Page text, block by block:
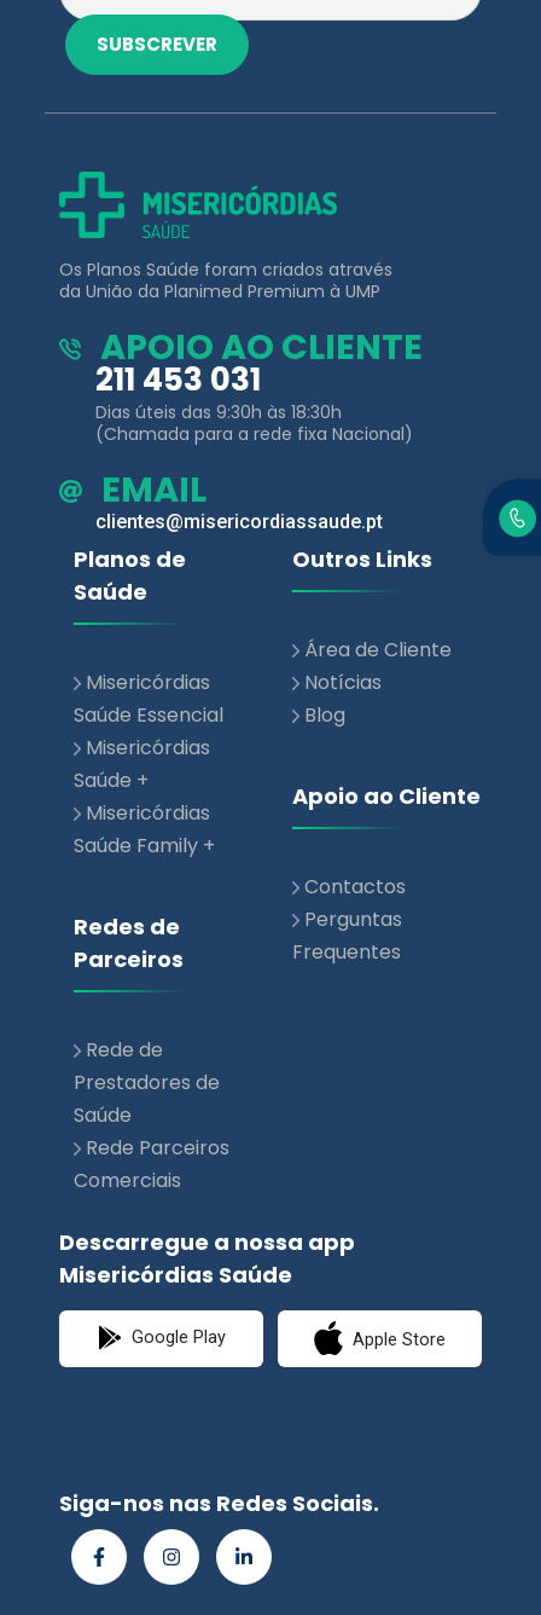
Os Planos Saúde foram criados através
da União da Planimed Premium à UMP
APOIO AO CLIENTE
211 453 031
(Chamada para a rede fixa Nacional)
EMAIL
clientes@misericordiassaude.pt
Saúde
Misericórdias
Saúde Essencial
Saúde +
Misericórdias
Saúde Family +
Redes de
Parceiros
Rede de
Prestadores de
Rede Parceiros
Comerciais
Área de Cliente
Notícias
Apoio ao Cliente
Contactos
Perguntas
Descarregue a nossa app
Misericórdias Saúde
Google Play Apple Store
© Misericórdias